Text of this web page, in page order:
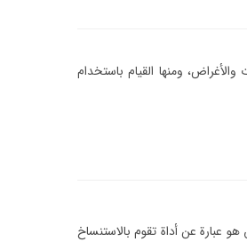
ومنها القيام باستخدام
عبارة عن أداة تقوم بالاستنساخ